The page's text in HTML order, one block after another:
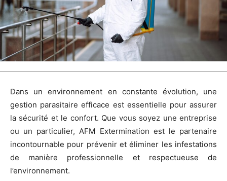
Dans un environnement en constante évolution, une
gestion parasitaire efficace est essentielle pour assurer
la sécurité et le confort. Que vous soyez une entreprise
ou un particulier, AFM Extermination est le partenaire
incontournable pour prévenir et éliminer les infestations
de manière professionnelle et respectueuse de
l’environnement.